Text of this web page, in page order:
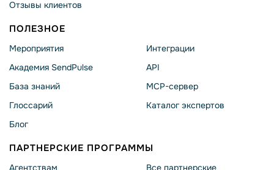
Отзывы клиентов
ПОЛЕЗНОЕ
Мероприятия
Академия SendPulse
База знаний
Глоссарий
Блог
Интеграции
API
MCP-сервер
Каталог экспертов
ПАРТНЕРСКИЕ ПРОГРАММЫ
Агентствам Все партнерские